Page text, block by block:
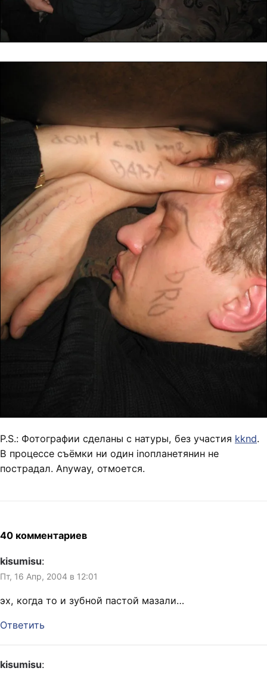
P.S.: Фотографии сделаны с натуры, без участия kknd.
В процессе съёмки ни один inoпланетянин не
пострадал. Anyway, отмоется.
40 комментариев
kisumisu:
Пт, 16 Апр, 2004 в 12:01
эх, когда то и зубной пастой мазали…
Ответить
kisumisu: